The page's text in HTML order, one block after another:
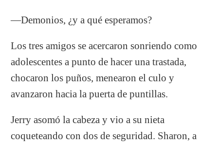
—Demonios, ¿y a qué esperamos?
Los tres amigos se acercaron sonriendo como
adolescentes a punto de hacer una trastada,
chocaron los puños, menearon el culo y
avanzaron hacia la puerta de puntillas.
Jerry asomó la cabeza y vio a su nieta
coqueteando con dos de seguridad. Sharon, a